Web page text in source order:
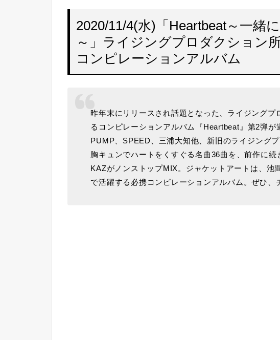
2020/11/4(水)「Heartbeat～一緒
～」ライジングプロダクション
コンピレーションアルバム
昨年末にリリースされ話題となった、ライジングプ
るコンピレーションアルバム『Heartbeat』第2弾
PUMP、SPEED、三浦大知他、新旧のライジング
胸キュンでハートをくすぐる名曲36曲を、前作に
KAZがノンストップMIX。ジャケットアートは、池
で活躍する必携コンピレーションアルバム。ぜひ、